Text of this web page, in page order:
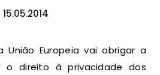
15.05.2014
o direito à privacidade dos